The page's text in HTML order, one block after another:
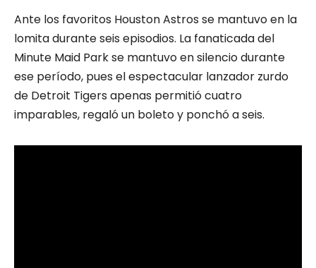
Ante los favoritos Houston Astros se mantuvo en la
lomita durante seis episodios. La fanaticada del
Minute Maid Park se mantuvo en silencio durante
ese período, pues el espectacular lanzador zurdo
de Detroit Tigers apenas permitió cuatro
imparables, regaló un boleto y ponchó a seis.